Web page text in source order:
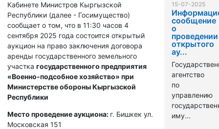
Кабинете Министров Кыргызской
Республики (далее - Госимущество)
сообщает о том, что в 11:30 часов 4
сентября 2025 года состоится открытый
аукцион на право заключения договора
аренды государственного земельного
участка государственного предприятия
«Военно-подсобное хозяйство» при
Министерстве обороны Кыргызской
Республики
Место проведение аукциона: г. Бишкек ул.
Московская 151
15-07-2025
сообщение
о
проведении
открытого
ау...
агентство
по
управлению
иму...